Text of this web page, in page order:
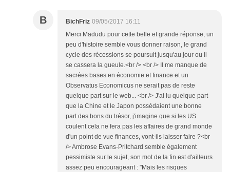
B BichFriz 09/05/2017 16:11
Merci Madudu pour cette belle et grande réponse, un
peu d'histoire semble vous donner raison, le grand
cycle des récessions se poursuit jusqu'au jour ou il
se cassera la gueule.<br /> <br /> Il me manque de
sacrées bases en économie et finance et un
Observatus Economicus ne serait pas de reste
quelque part sur le web... <br /> J'ai lu quelque part
que la Chine et le Japon possédaient une bonne
part des bons du trésor, j'imagine que si les US
coulent cela ne fera pas les affaires de grand monde
d'un point de vue finances, vont-ils laisser faire ?<br
/> Ambrose Evans-Pritchard semble également
pessimiste sur le sujet, son mot de la fin est d'ailleurs
assez peu encourageant : "Mais les risques